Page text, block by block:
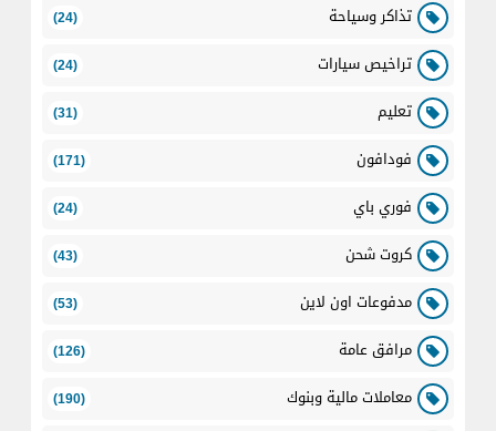
تذاكر وسياحة (24)
تراخيص سيارات (24)
تعليم (31)
فودافون (171)
فوري باي (24)
كروت شحن (43)
مدفوعات اون لاين (53)
مرافق عامة (126)
معاملات مالية وبنوك (190)